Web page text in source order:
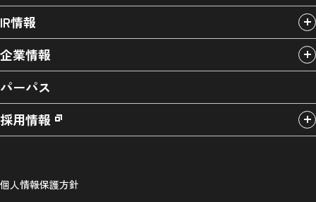
IR情報
企業情報
パーパス
採用情報
個人情報保護方針